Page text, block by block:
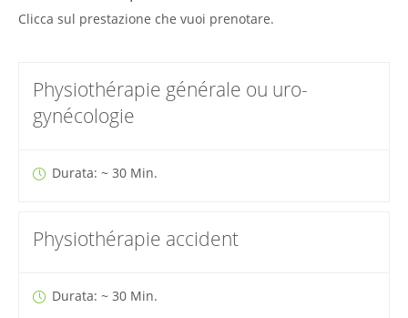
Clicca sul prestazione che vuoi prenotare.
Physiothérapie générale ou uro-
gynécologie
Durata: ~ 30 Min.
Physiothérapie accident
Durata: ~ 30 Min.